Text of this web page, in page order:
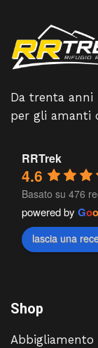
Da trenta
per gli amanti
RRTrek
4.6
Basato su 476
powered by Goo
lascia una
Shop
Abbigliamento